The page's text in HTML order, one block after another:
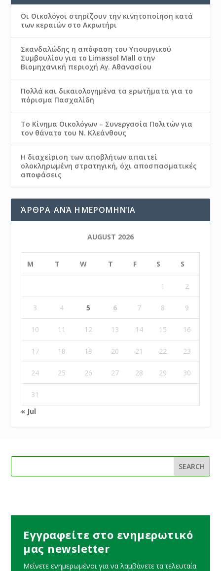
Οι Οικολόγοι στηρίζουν την κινητοποίηση κατά
των κεραιών στο Ακρωτήρι
Σκανδαλώδης η απόφαση του Υπουργικού
Συμβουλίου για το Limassol Mall στην
Βιομηχανική περιοχή Αγ. Αθανασίου
Πολλά και δικαιολογημένα τα ερωτήματα για το
πόρισμα Πασχαλίδη
Το Κίνημα Οικολόγων – Συνεργασία Πολιτών για
τον θάνατο του Ν. Κλεάνθους
Η διαχείριση των αποβλήτων απαιτεί
ολοκληρωμένη στρατηγική, όχι αποσπασματικές
αποφάσεις
ΆΡΘΡΑ ΑΝΆ ΗΜΕΡΟΜΗΝΊΑ
AUGUST 2026
M T W T F S S
1 2
3 4 5 6 7 8 9
10 11 12 13 14 15 16
17 18 19 20 21 22 23
24 25 26 27 28 29 30
31
« Jul
Εγγραφείτε στο ενημερωτικό
μας newsletter
Μείνετε ενημερωμένοι για να λαμβάνετε τα τελευταία